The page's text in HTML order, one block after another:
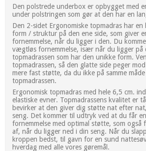
Den polstrede underbox er opbygget med
under polstringen som gør at den har en
Den 2-sidet Ergonomiske topmadras har
form / struktur på den ene side, som giver
fornemmelse, når du ligger i den. Du
vægtløs fornemmelse, især når du ligger på
topmadrassen som har den unikke form.
topmadrassen, så den glatte side peger
mere fast støtte, da du ikke på samme
topmadrassen.
Ergonomisk topmadras med hele 6,5 cm.
elastiske evner. Topmadrassens kvalitet er
bevirker at den giver dig støtte nat efter
seng. Det kommer til udtryk ved at du får
fornemmelse med optimal støtte, som også
af, når du ligger ned i din seng. Når du
kroppen bedst, til gavn for en sund
hverdag med alle vores gøremål.